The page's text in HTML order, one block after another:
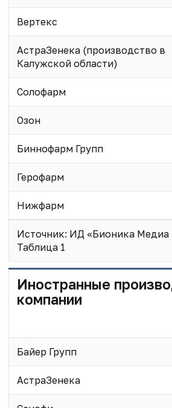
Вертекс
АстраЗенека (производство в
Калужской области)
Солофарм
Озон
Биннофарм Групп
Герофарм
Нижфарм
Источник: ИД «Бионика
Таблица 1
Иностранные
компании
Байер Групп
АстраЗенека